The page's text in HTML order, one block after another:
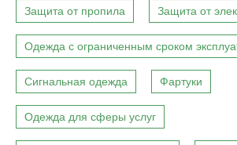
Защита от пропила Защита от
Одежда с ограниченным сроком
Сигнальная одежда Фартуки
Одежда для сферы услуг